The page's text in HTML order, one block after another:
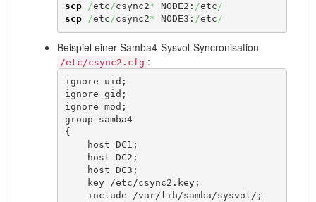
scp /etc/csync2* NODE2: /etc/
scp
/etc/csync2* NODE3: /etc/
Beispiel einer Samba4-Sysvol-Syncronisation
/etc/csync2.cfg :
ignore uid;
ignore gid;
ignore mod;
group samba4
{
    host DC1;
    host DC2;
    host DC3;
    key /etc/csync2.key;
    include /var/lib/samba/sysvol/;